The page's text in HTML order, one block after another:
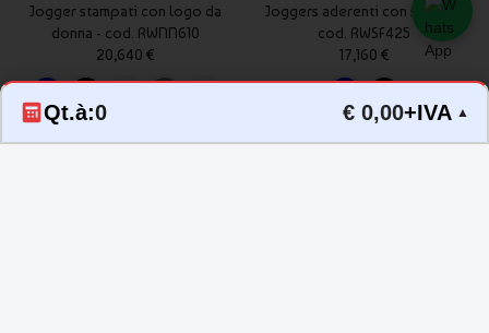
Qt.à:0 € 0,00+IVA ▲
Jogger stampati con logo da
donna - cod. RWNN610
20,640 €
Joggers aderenti con scritte -
cod. RWSF425
17,160 €